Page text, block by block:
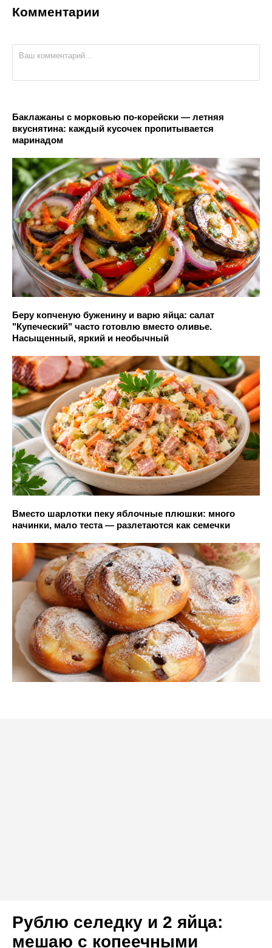
Комментарии
Баклажаны с морковью по-корейски — летняя
вкуснятина: каждый кусочек пропитывается
маринадом
Беру копченую буженину и варю яйца: салат
"Купеческий" часто готовлю вместо оливье.
Насыщенный, яркий и необычный
Вместо шарлотки пеку яблочные плюшки: много
начинки, мало теста — разлетаются как семечки
Рублю селедку и 2 яйца:
мешаю с копеечными